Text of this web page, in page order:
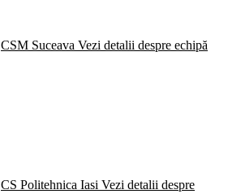
CSM Suceava Vezi detalii despre echipă
CS Politehnica Iasi Vezi detalii despre